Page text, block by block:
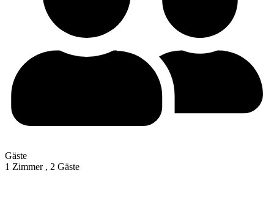
Gäste
1 Zimmer , 2 Gäste